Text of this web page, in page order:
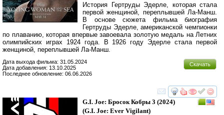
История Гертруды Эдерле, которая стала
первой женщиной, переплывшей Ла-Манш.
В основе сюжета фильма биография
Гертруды Эдерле, американской чемпионки
по плаванию, которая впервые завоевала золотую медаль на Летних
олимпийских играх 1924 года. В 1926 году Эдерле стала первой
женщиной, переплывшей Ла-Манш.
Скачать
Дата выхода фильма: 31.05.2024
Дата добавления: 13.10.2025
Последнее обновление: 06.06.2026
смотреть
G.I. Joe: Бросок Кобры 3 (2024)
(G.I. Joe: Ever Vigilant)